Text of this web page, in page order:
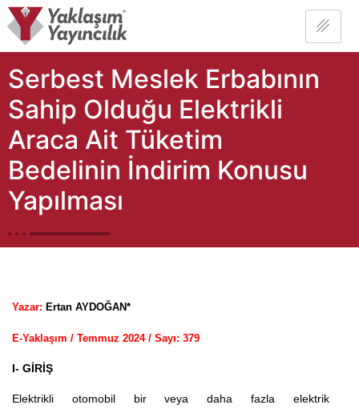
Serbest Meslek Erbabının
Sahip Olduğu Elektrikli
Araca Ait Tüketim
Bedelinin İndirim Konusu
Yapılması
Yazar: Ertan AYDOĞAN*
E-Yaklaşım / Temmuz 2024 / Sayı: 379
I- GİRİŞ
Elektrikli otomobil bir veya daha fazla elektrik